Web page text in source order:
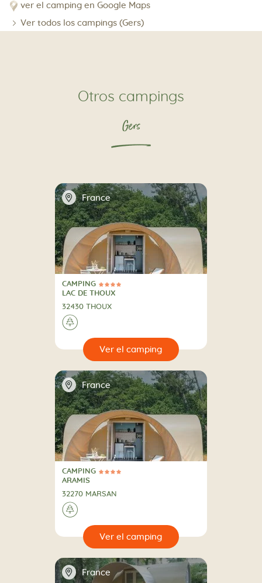
ver el camping en Google Maps
Ver todos los campings (Gers)
Otros campings
Gers
📍 France
4 Estrellas
CAMPING
CAMPING
LAC DE THOUX
32430 THOUX
🌲
📍 France
4 Estrellas
CAMPING
CAMPING
ARAMIS
32270 MARSAN
🌲
📍 France